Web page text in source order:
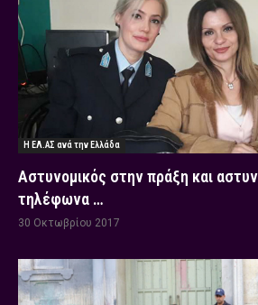
Η ΕΛ.ΑΣ ανά την Ελλάδα
Αστυνομικός στην πράξη και
τηλέφωνα …
30 Οκτωβρίου 2017